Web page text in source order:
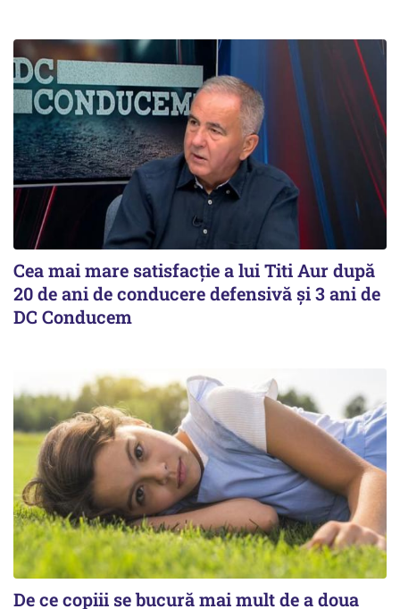
Cea mai mare satisfacţie a lui Titi Aur după
20 de ani de conducere defensivă şi 3 ani de
DC Conducem
De ce copiii se bucură mai mult de a doua